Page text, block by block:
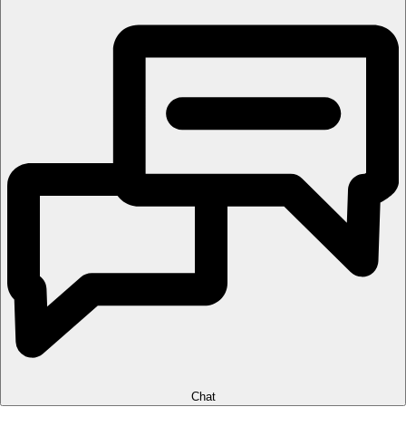
Chat